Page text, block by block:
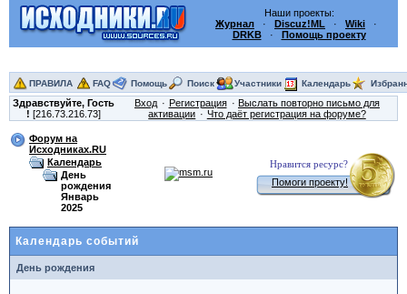
Наши проекты:
Журнал · Discuz!ML · Wiki ·
DRKB· Помощь проекту
ПРАВИЛА FAQ Помощь Поиск Участники Календарь
Здравствуйте, Гость
! [216.73.216.73]
Вход Регистрация
Выслать повторно письмо для
активации
Что даёт регистрация на форуме?
Форум на
Исходниках.RU
Календарь
День
рождения
Январь
2025
Нравится ресурс?
Помоги проекту!
Календарь событий
День рождения